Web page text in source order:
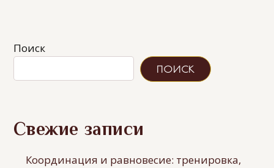
Поиск
ПОИСК
Свежие записи
Координация и равновесие: тренировка,